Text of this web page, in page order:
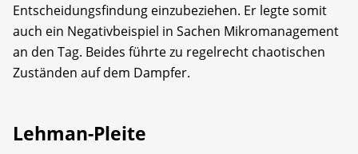
Entscheidungsfindung einzubeziehen. Er legte somit
auch ein Negativbeispiel in Sachen Mikromanagement
an den Tag. Beides führte zu regelrecht chaotischen
Zuständen auf dem Dampfer.
Lehman-Pleite